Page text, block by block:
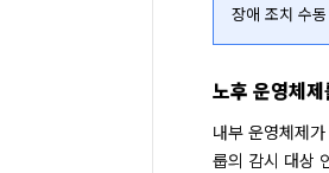
장애 조치 수
노후 운영체
내부 운영체제
룹의 감시 대상